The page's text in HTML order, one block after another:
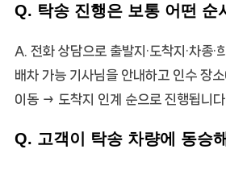
Q. 탁송 진행은 보통 어떤 순
A. 전화 상담으로 출발지·도착지·차종·
배차 가능 기사님을 안내하고 인수 장
이동 → 도착지 인계 순으로 진행됩니다.
Q. 고객이 탁송 차량에 동승